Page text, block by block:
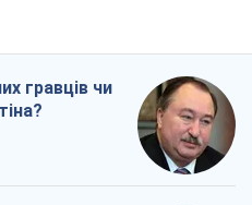
гравців чи